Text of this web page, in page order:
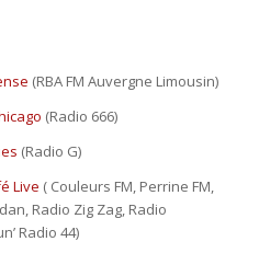
(RBA FM Auvergne Limousin)
(Radio 666)
(Radio G)
Live ( Couleurs FM, Perrine FM,
Radio Zig Zag, Radio
Radio 44)